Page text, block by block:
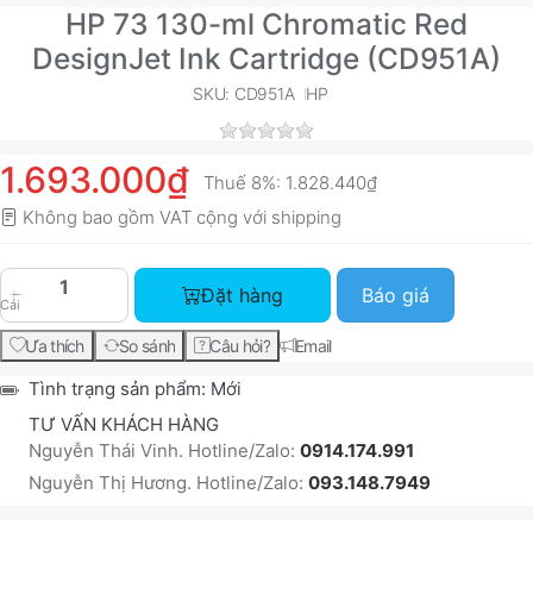
HP 73 130-ml Chromatic Red
DesignJet Ink Cartridge (CD951A)
SKU: CD951A HP
1.693.000₫ Thuế 8%: 1.828.440₫
Không bao gồm VAT cộng với shipping
Cái
HP 73 130-ml Chromatic Red DesignJet Ink
Đặt hàng Báo giá
Ưa thích So sánh Câu hỏi? Email
Tình trạng sản phẩm: Mới
TƯ VẤN KHÁCH HÀNG
Nguyễn Thái Vinh. Hotline/Zalo: 0914.174.991
Nguyễn Thị Hương. Hotline/Zalo: 093.148.7949